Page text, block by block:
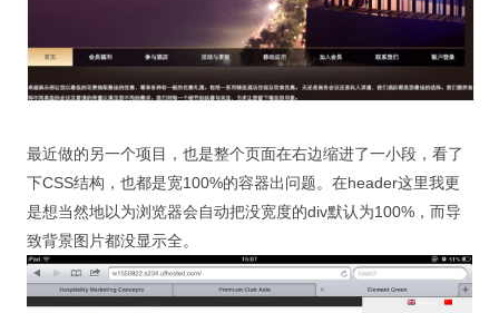
最近做的另一个项目，也是整个页面在右边缩进了一小段，看了
下CSS结构，也都是宽100%的容器出问题。在header这里我更
是想当然地以为浏览器会自动把没宽度的div默认为100%，而导
致背景图片都没显示全。